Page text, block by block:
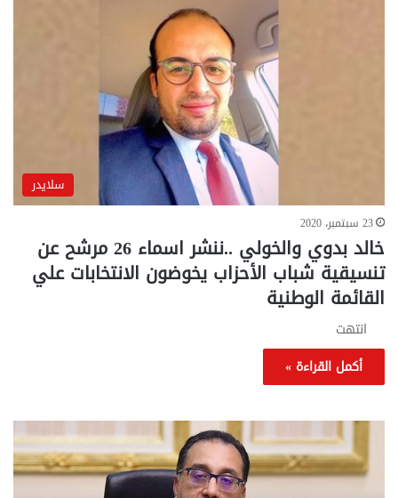
سلايدر
23 سبتمبر، 2020
خالد بدوي والخولي ..ننشر اسماء 26 مرشح عن
تنسيقية شباب الأحزاب يخوضون الانتخابات علي
القائمة الوطنية
انتهت
أكمل القراءة »
تحركات
حكومية
لحسم
قانون
..